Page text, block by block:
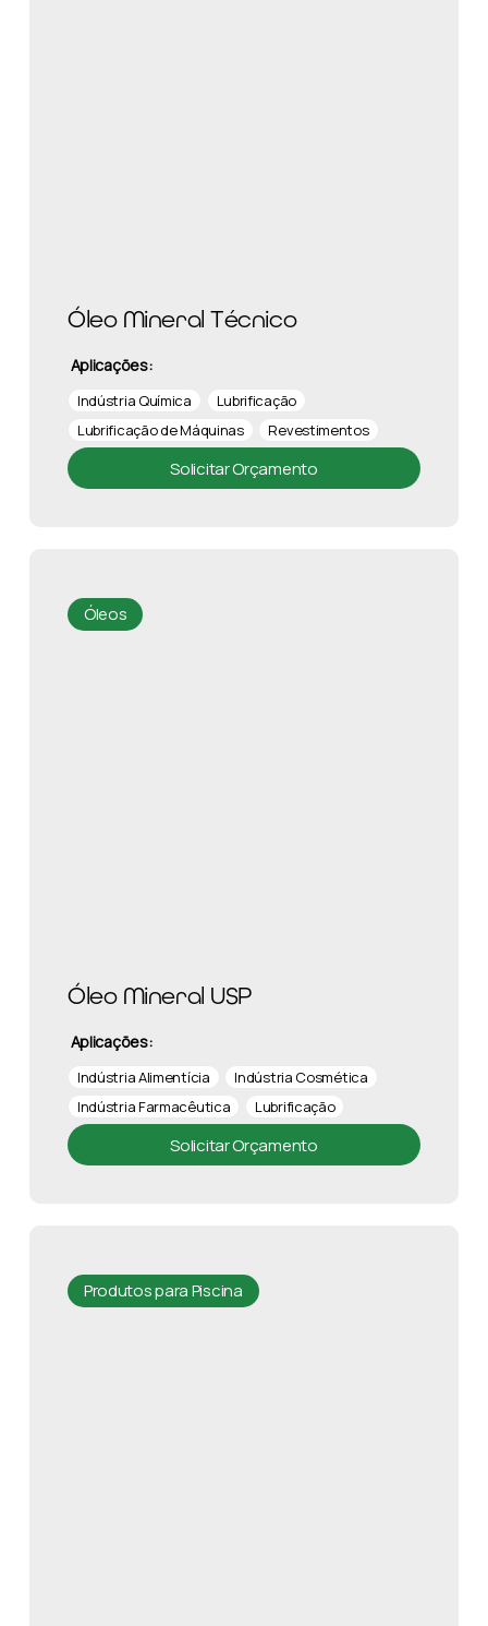
Óleo Mineral Técnico
Aplicações:
Indústria Química
Lubrificação
Lubrificação de Máquinas
Revestimentos
Solicitar Orçamento
Óleos
Óleo Mineral USP
Aplicações:
Indústria Alimentícia
Indústria Cosmética
Indústria Farmacêutica
Lubrificação
Solicitar Orçamento
Produtos para Piscina